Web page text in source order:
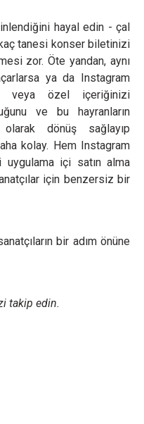
hayal edin - çal
tanesi konser biletinizi
zor. Öte yandan, aynı
ya da Instagram
veya özel içeriğinizi
ve bu hayranların
dönüş sağlayıp
kolay. Hem Instagram
içi satın alma
için benzersiz bir
bir adım önüne
takip edin.